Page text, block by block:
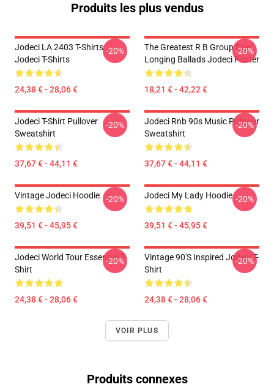
Produits les plus vendus
Jodeci LA 2403 T-Shirts
Jodeci T-Shirts
24,38 € - 28,06 €
-20%
The Greatest R B Group Ever
Longing Ballads Jodeci Poster
18,21 € - 42,22 €
-20%
Jodeci T-Shirt Pullover
Sweatshirt
37,67 € - 44,11 €
-20%
Jodeci Rnb 90s Music Pullover
Sweatshirt
37,67 € - 44,11 €
-20%
Vintage Jodeci Hoodie
39,51 € - 45,95 €
-20% Jodeci My Lady Hoodie
39,51 € - 45,95 €
-20%
Jodeci World Tour Essential T-
Shirt
24,38 € - 28,06 €
-20%
Vintage 90's Inspired Jodeci T-
Shirt
24,38 € - 28,06 €
-20%
VOIR PLUS
Produits connexes